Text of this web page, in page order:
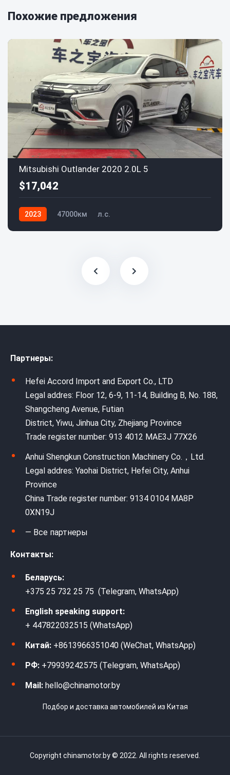
Похожие предложения
Mitsubishi Outlander 2020 2.0L 5
$17,042
2023 47000км л.с.
Партнеры:
Hefei Accord Import and Export Co., LTD
Legal addres: Floor 12, 6-9, 11-14, Building B, No. 188,
Shangcheng Avenue, Futian
District, Yiwu, Jinhua City, Zhejiang Province
Trade register number: 913 4012 MAE3J 77X26
Anhui Shengkun Construction Machinery Co.，Ltd.
Legal addres: Yaohai District, Hefei City, Anhui
Province
China Trade register number: 9134 0104 MA8P
0XN19J
— Все партнеры
Контакты:
Беларусь:
+375 25 732 25 75 (Telegram, WhatsApp)
English speaking support:
+ 447822032515 (WhatsApp)
Китай: +8613966351040 (WeChat, WhatsApp)
РФ: +79939242575 (Telegram, WhatsApp)
Mail: hello@chinamotor.by
Подбор и доставка автомобилей из Китая
Copyright chinamotor.by © 2022. All rights reserved.